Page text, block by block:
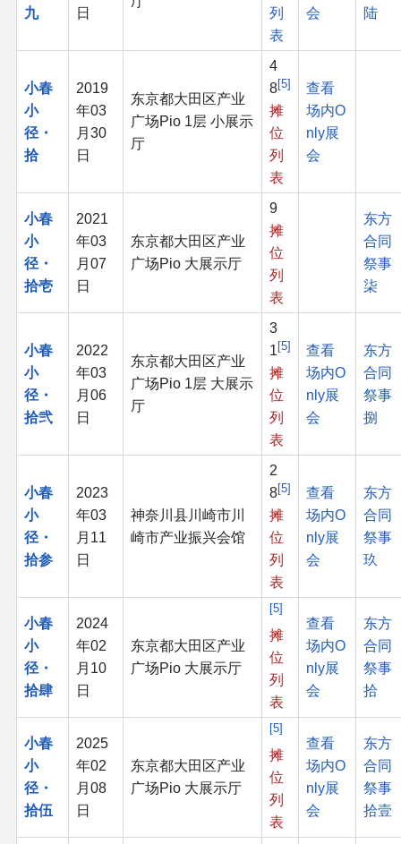
九 日
列
表
会 陆
小春
小
径・
拾
2019
年03
月30
日
东京都大田区产业
广场Pio 1层 小展示
厅
4
8 5
摊
位
列
表
查看
场内O
nly展
会
小春
小
径・
拾壱
2021
年03
月07
日
东京都大田区产业
广场Pio 大展示厅
9
摊
位
列
表
东方
合同
祭事
柒
小春
小
径・
拾弐
2022
年03
月06
日
东京都大田区产业
广场Pio 1层 大展示
厅
3
1 5
摊
位
列
表
查看
场内O
nly展
会
东方
合同
祭事
捌
小春
小
径・
拾参
2023
年03
月11
日
神奈川县川崎市川
崎市产业振兴会馆
2
8 5
摊
位
列
表
查看
场内O
nly展
会
东方
合同
祭事
玖
小春
小
径・
拾肆
2024
年02
月10
日
东京都大田区产业
广场Pio 大展示厅
5
摊
位
列
表
查看
场内O
nly展
会
东方
合同
祭事
拾
小春
小
径・
拾伍
2025
年02
月08
日
东京都大田区产业
广场Pio 大展示厅
5
摊
位
列
表
查看
场内O
nly展
会
东方
合同
祭事
拾壹